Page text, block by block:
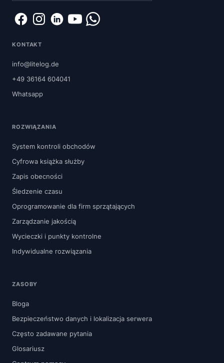
KONTAKT
info@litelog.de
+49 36164 604041
Whatsapp
ROZWIĄZANIA
System kontroli obchodów
Cyfrowa książka służby
Zapis obecności
Śledzenie czasu
Oprogramowanie dla firm sprzątających
Zarządzanie jakością
Wycieczki i punkty kontrolne
Indywidualne rozwiązania
ZASOBY
Bloga
Bezpieczeństwo danych i lokalizacja serwera
Często zadawane pytania
Glosariusz